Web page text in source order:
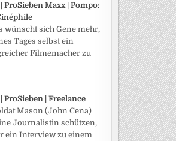
ProSieben Maxx | Pompo:
wünscht sich Gene mehr,
Tages selbst ein
Filmemacher zu
ProSieben | Freelance
Mason (John Cena)
Journalistin schützen,
ein Interview zu einem